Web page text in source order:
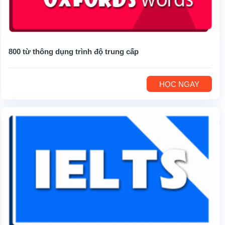
800 từ thông dụng trình độ trung cấp
HỌC NGAY